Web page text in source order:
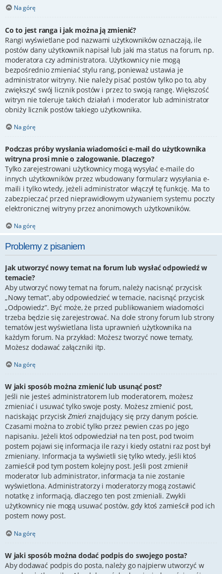
Na górę
Co to jest ranga i jak można ją zmienić?
Rangi wyświetlane pod nazwami użytkowników oznaczają, ile
postów dany użytkownik napisał lub jaki ma status na forum, np.
moderatora czy administratora. Użytkownicy nie mogą
bezpośrednio zmieniać stylu rang, ponieważ ustawia je
administrator witryny. Nie należy pisać postów tylko po to, aby
zwiększyć swój licznik postów i przez to swoją rangę. Większość
witryn nie toleruje takich działań i moderator lub administrator
obniży licznik postów takiego użytkownika.
Na górę
Podczas próby wysłania wiadomości e-mail do użytkownika
witryna prosi mnie o zalogowanie. Dlaczego?
Tylko zarejestrowani użytkownicy mogą wysyłać e-maile do
innych użytkowników przez wbudowany formularz wysyłania e-
maili i tylko wtedy, jeżeli administrator włączył tę funkcję. Ma to
zabezpieczać przed nieprawidłowym używaniem systemu poczty
elektronicznej witryny przez anonimowych użytkowników.
Na górę
Problemy z pisaniem
Jak utworzyć nowy temat na forum lub wysłać odpowiedź w
temacie?
Aby utworzyć nowy temat na forum, należy nacisnąć przycisk
„Nowy temat”, aby odpowiedzieć w temacie, nacisnąć przycisk
„Odpowiedz”. Być może, że przed publikowaniem wiadomości
trzeba będzie się zarejestrować. Na dole strony forum lub strony
tematów jest wyświetlana lista uprawnień użytkownika na
każdym forum. Na przykład: Możesz tworzyć nowe tematy,
Możesz dodawać załączniki itp.
Na górę
W jaki sposób można zmienić lub usunąć post?
Jeśli nie jesteś administratorem lub moderatorem, możesz
zmieniać i usuwać tylko swoje posty. Możesz zmienić post,
naciskając przyciskZmień znajdujący się przy danym poście.
Czasami można to zrobić tylko przez pewien czas po jego
napisaniu. Jeżeli ktoś odpowiedział na ten post, pod twoim
postem pojawi się informacja ile razy i kiedy ostatni raz post był
zmieniany. Informacja ta wyświetli się tylko wtedy, jeśli ktoś
zamieścił pod tym postem kolejny post. Jeśli post zmienił
moderator lub administrator, informacja ta nie zostanie
wyświetlona. Administratorzy i moderatorzy mogą zostawić
notatkę z informacją, dlaczego ten post zmieniali. Zwykli
użytkownicy nie mogą usuwać postów, gdy ktoś zamieścił pod ich
postem nowy post.
Na górę
W jaki sposób można dodać podpis do swojego posta?
Aby dodawać podpis do posta, należy go najpierw utworzyć w